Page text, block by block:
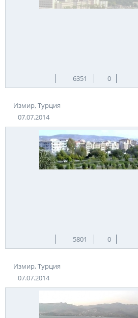
6351 0
Измир, Турция
07.07.2014
5801 0
Измир, Турция
07.07.2014